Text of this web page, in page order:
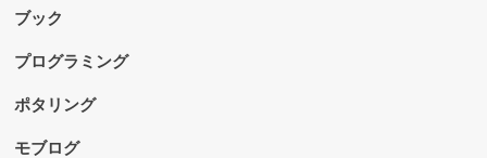
ブック
プログラミング
ポタリング
モブログ